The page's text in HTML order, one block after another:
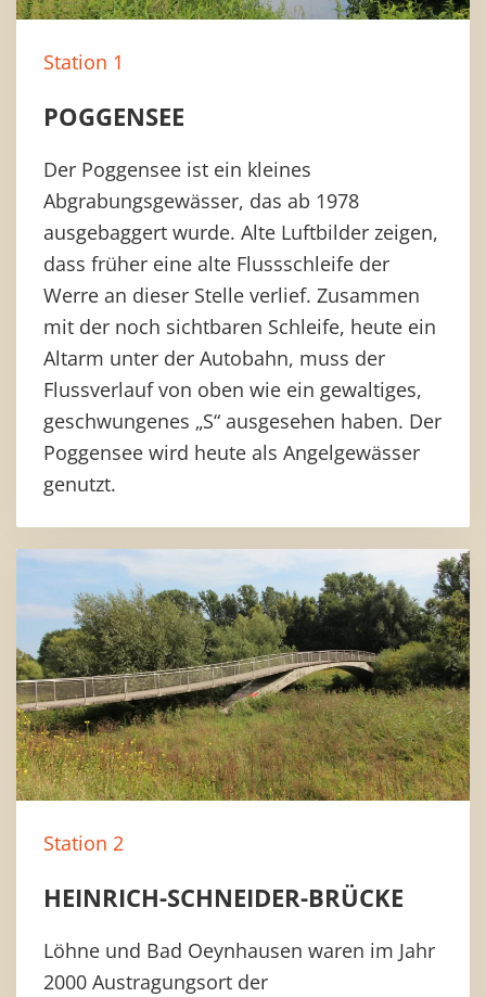
Station 1
POGGENSEE
Der Poggensee ist ein kleines
Abgrabungsgewässer, das ab 1978
ausgebaggert wurde. Alte Luftbilder zeigen,
dass früher eine alte Flussschleife der
Werre an dieser Stelle verlief. Zusammen
mit der noch sichtbaren Schleife, heute ein
Altarm unter der Autobahn, muss der
Flussverlauf von oben wie ein gewaltiges,
geschwungenes „S“ ausgesehen haben. Der
Poggensee wird heute als Angelgewässer
genutzt.
Station 2
HEINRICH-SCHNEIDER-BRÜCKE
Löhne und Bad Oeynhausen waren im Jahr
2000 Austragungsort der